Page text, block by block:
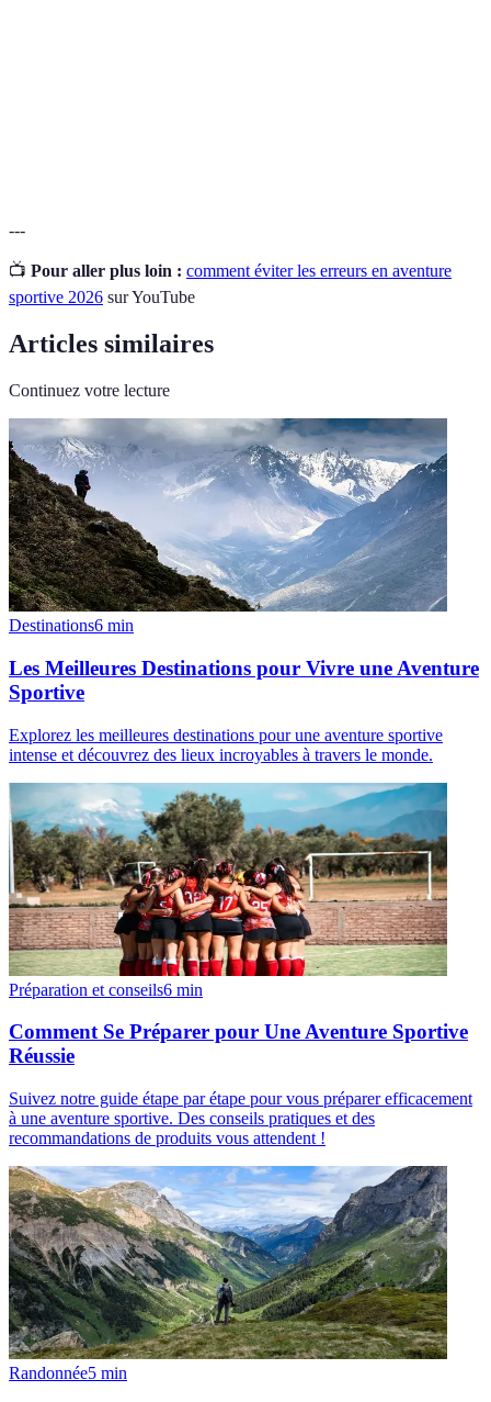
---
📺 Pour aller plus loin : comment éviter les erreurs en aventure
sportive 2026 sur YouTube
Articles similaires
Continuez votre lecture
Destinations6 min
Les Meilleures Destinations pour Vivre une Aventure
Sportive
Explorez les meilleures destinations pour une aventure sportive
intense et découvrez des lieux incroyables à travers le monde.
Préparation et conseils6 min
Comment Se Préparer pour Une Aventure Sportive
Réussie
Suivez notre guide étape par étape pour vous préparer efficacement
à une aventure sportive. Des conseils pratiques et des
recommandations de produits vous attendent !
Randonnée5 min